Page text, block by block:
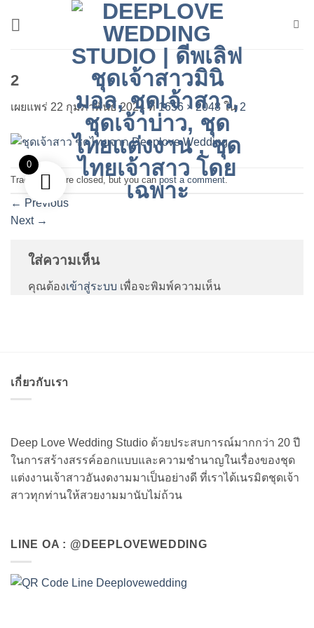
2
เผยแพร่ 22 กุมภาพันธ์ 2024ที่1656 × 2048 ใน 2
Trackbacks are closed, but you can post a comment
← Previous
Next →
ใส่ความเห็น
คุณต้องเข้าสู่ระบบ เพื่อจะพิมพ์ความเห็น
เกี่ยวกับเรา
Deep Love Wedding Studio ด้วยประสบการณ์มากกว่า 20 ปี
ในการสร้างสรรค์ออกแบบและความชำนาญในเรื่องของชุด
แต่งงานเจ้าสาวอันงดงามมาเป็นอย่างดี ที่เราได้เนรมิตชุดเจ้า
สาวทุกท่านให้สวยงามมานับไม่ถ้วน
LINE OA : @DEEPLOVEWEDDING
0